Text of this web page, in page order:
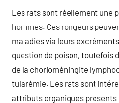
Les rats sont réellement une
hommes. Ces rongeurs
maladies via leurs
question de poison, toutefois
de la chorioméningite
tularémie. Les rats sont
attributs organiques présents